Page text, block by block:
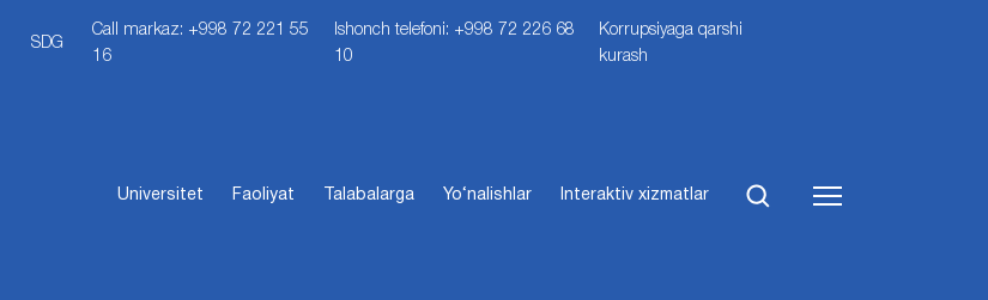
SDG
Call markaz: +998 72 221 55
16
Ishonch telefoni: +998 72 226 68
10
Korrupsiyaga qarshi
kurash
Universitet Faoliyat Talabalarga Yo‘nalishlar Interaktiv xizmatlar